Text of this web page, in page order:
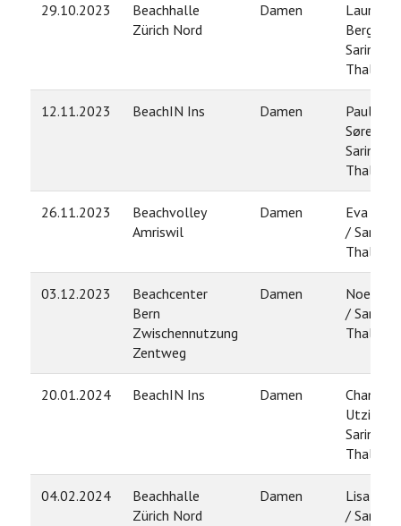
29.10.2023
Beachhalle
Zürich Nord
Damen
Laura
Berger /
Sarina
12.11.2023 BeachIN Ins Damen
Pauline
Sarina
26.11.2023
Beachvolley
Amriswil
Damen
Eva
/ Sarina
03.12.2023
Beachcenter
Bern
Zwischennutzung
Zentweg
Damen
Noelia
/ Sarina
20.01.2024 BeachIN Ins Damen
Chantal
Utzinger
Sarina
04.02.2024
Beachhalle
Zürich Nord
Damen
Lisa
/ Sarina